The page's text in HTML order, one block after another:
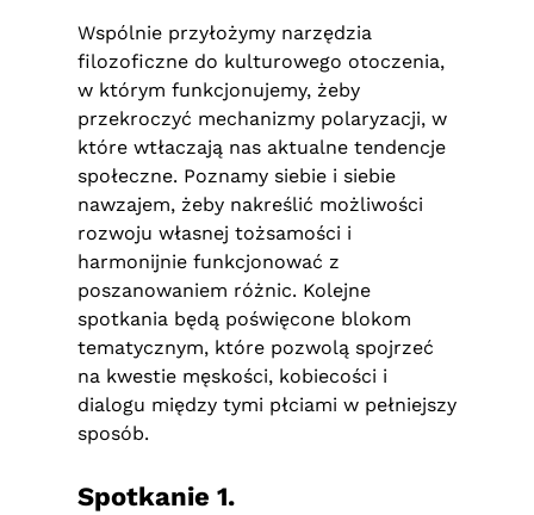
Wspólnie przyłożymy narzędzia
filozoficzne do kulturowego otoczenia,
w którym funkcjonujemy, żeby
przekroczyć mechanizmy polaryzacji, w
które wtłaczają nas aktualne tendencje
społeczne. Poznamy siebie i siebie
nawzajem, żeby nakreślić możliwości
rozwoju własnej tożsamości i
harmonijnie funkcjonować z
poszanowaniem różnic. Kolejne
spotkania będą poświęcone blokom
tematycznym, które pozwolą spojrzeć
na kwestie męskości, kobiecości i
dialogu między tymi płciami w pełniejszy
sposób.
Spotkanie 1.